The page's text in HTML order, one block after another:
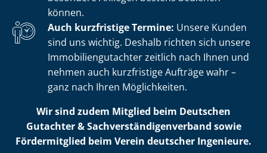
können.
Auch kurzfristige Termine: Unsere Kunden
sind uns wichtig. Deshalb richten sich unsere
Im­mo­bi­li­en­gut­ach­ter zeitlich nach Ihnen und
nehmen auch kurzfristige Aufträge wahr –
ganz nach Ihren Möglichkeiten.
Wir sind zudem Mitglied beim Deutschen
Gutachter & Sach­ver­stän­di­gen­ver­band sowie
Fördermitglied beim Verein deutscher Ingenieure.